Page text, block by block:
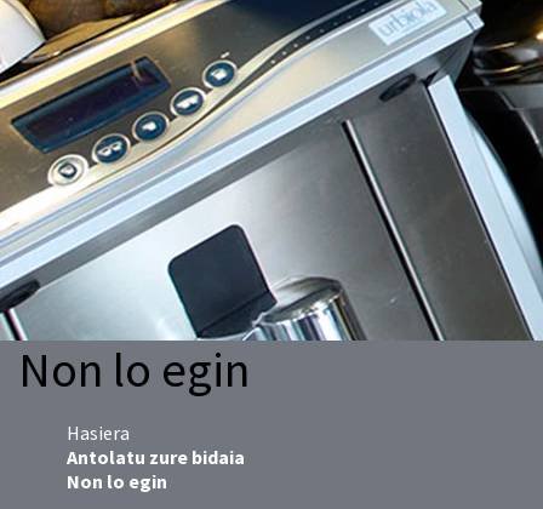
Non lo egin
Hasiera
Antolatu zure bidaia
Non lo egin